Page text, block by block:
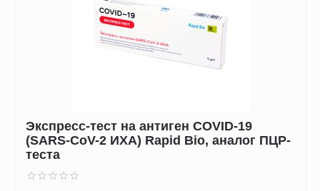
Экспресс-тест на антиген COVID-19
(SARS-CoV-2 ИХА) Rapid Bio, аналог ПЦР-
теста